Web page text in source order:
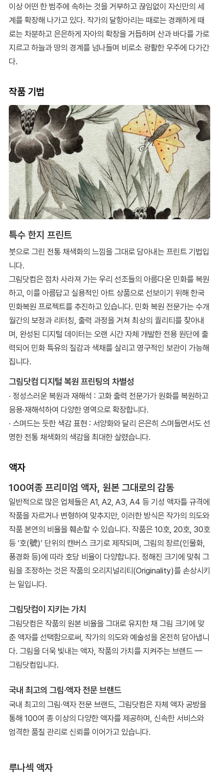
이상 어떤 한 범주에 속하는 것을 거부하고 끊임없이 자신만의 세
계를 확장해 나가고 있다. 작가의 달항아리는 때로는 경쾌하게 때
로는 차분하고 은은하게 자아의 확장을 거듭하며 산과 바다를 가로
지르고 하늘과 땅의 경계를 넘나들며 비로소 광활한 우주에 다가간
다.
작품 기법
특수 한지 프린트
붓으로 그린 전통 채색화의 느낌을 그대로 담아내는 프린트 기법입
니다.
그림닷컴은 점차 사라져 가는 우리 선조들의 아름다운 민화를 복원
하고, 이를 아름답고 실용적인 아트 상품으로 선보이기 위해 한국
민화복원 프로젝트를 추진하고 있습니다. 민화 복원 전문가는 수개
월간의 보정과 리터칭, 출력 과정을 거쳐 최상의 퀄리티를 찾아내
며, 완성된 디지털 데이터는 오랜 시간 자체 개발한 전용 원단에 출
력되어 민화 특유의 질감과 색채를 살리고 영구적인 보관이 가능해
집니다.
그림닷컴 디지털 복원 프린팅의 차별성
· 정성스러운 복원과 재해석 : 고화 출력 전문가가 원화를 복원하고
응용·재해석하여 다양한 영역으로 확장합니다.
· 스며드는 듯한 색감 표현 : 서양화와 달리 은은히 스며들면서도 선
명한 전통 채색화의 색감을 최대한 살렸습니다.
액자
100여종 프리미엄 액자, 원본 그대로의 감동
일반적으로 많은 업체들은 A1, A2, A3, A4 등 기성 액자틀 규격에
작품을 자르거나 변형하여 맞추지만, 이러한 방식은 작가의 의도와
작품 본연의 비율을 훼손할 수 있습니다. 작품은 10호, 20호, 30호
등 ‘호(號)’ 단위의 캔버스 크기로 제작되며, 그림의 장르(인물화,
풍경화 등)에 따라 호당 비율이 다양합니다. 정해진 크기에 맞춰 그
림을 조정하는 것은 작품의 오리지널리티(Originality)를 손상시키
는 일입니다.
그림닷컴이 지키는 가치
그림닷컴은 작품의 원본 비율을 그대로 유지한 채 그림 크기에 맞
춘 액자를 선택함으로써, 작가의 의도와 예술성을 온전히 담아냅니
다. 그림을 더욱 빛내는 액자, 작품의 가치를 지켜주는 브랜드 —
그림닷컴입니다.
국내 최고의 그림·액자 전문 브랜드
국내 최고의 그림·액자 전문 브랜드, 그림닷컴은 자체 액자 공방을
통해 100여 종 이상의 다양한 액자를 제공하며, 신속한 서비스와
엄격한 품질 관리로 신뢰를 이어가고 있습니다.
루나섹 액자